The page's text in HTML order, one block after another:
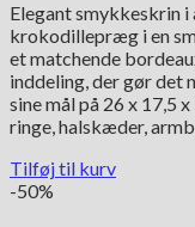
pris
var:
495.00 kr..
er:
Elegant smykkeskrin
krokodillepræg i en
et matchende
inddeling, der gør det
sine mål på 26 x 17,5
ringe, halskæder,
Tilføj til kurv
-50%